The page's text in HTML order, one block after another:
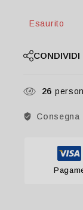
Esaurito
CONDIVIDI
26